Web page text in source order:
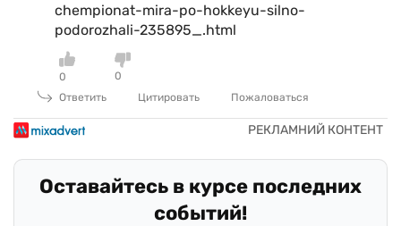
chempionat-mira-po-hokkeyu-silno-
podorozhali-235895_.html
0
0
Ответить
Цитировать Пожаловаться
Оставайтесь в курсе последних
событий!